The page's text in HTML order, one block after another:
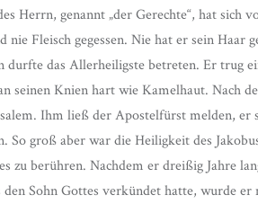
Herrn, genannt „der Gerechte“, hat sich
nie Fleisch gegessen. Nie hat er sein Haar
durfte das Allerheiligste betreten. Er trug
seinen Knien hart wie Kamelhaut. Nach
Ihm ließ der Apostelfürst melden, er
So groß aber war die Heiligkeit des
zu berühren. Nachdem er dreißig Jahre
Sohn Gottes verkündet hatte, wurde